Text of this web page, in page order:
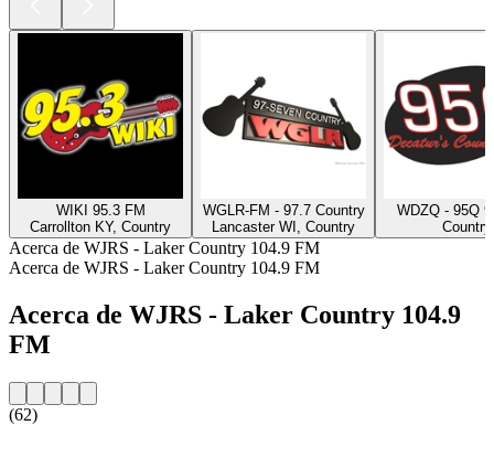
WIKI 95.3 FM
Carrollton KY, Country
WGLR-FM - 97.7 Country
Lancaster WI, Country
WDZQ - 95Q
Country
Acerca de WJRS - Laker Country 104.9 FM
Acerca de WJRS - Laker Country 104.9 FM
Acerca de WJRS - Laker Country 104.9
FM
(62)